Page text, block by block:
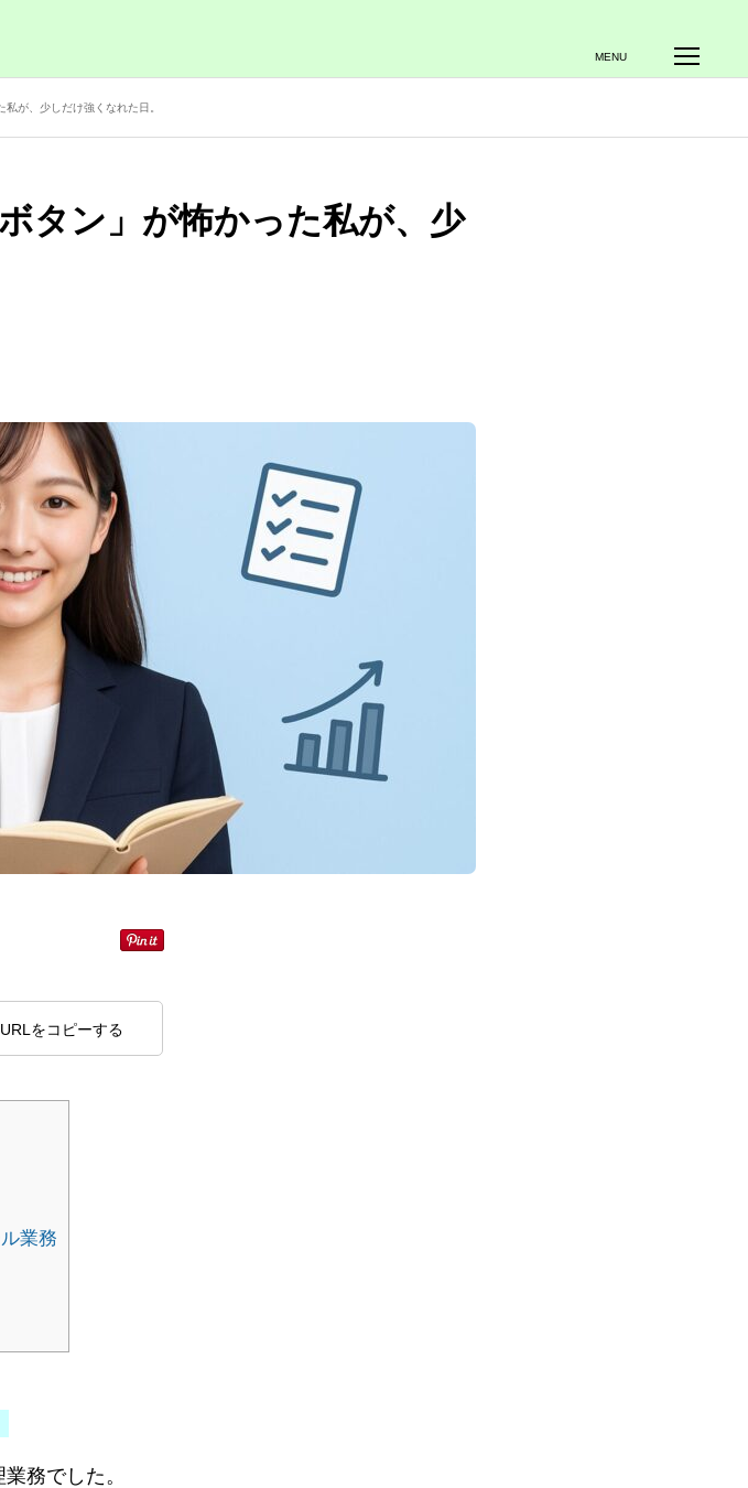
が、少しだけ強くなれた日。
タン」が怖かった私が、少
をコピーする
業務
務でした。
MENU